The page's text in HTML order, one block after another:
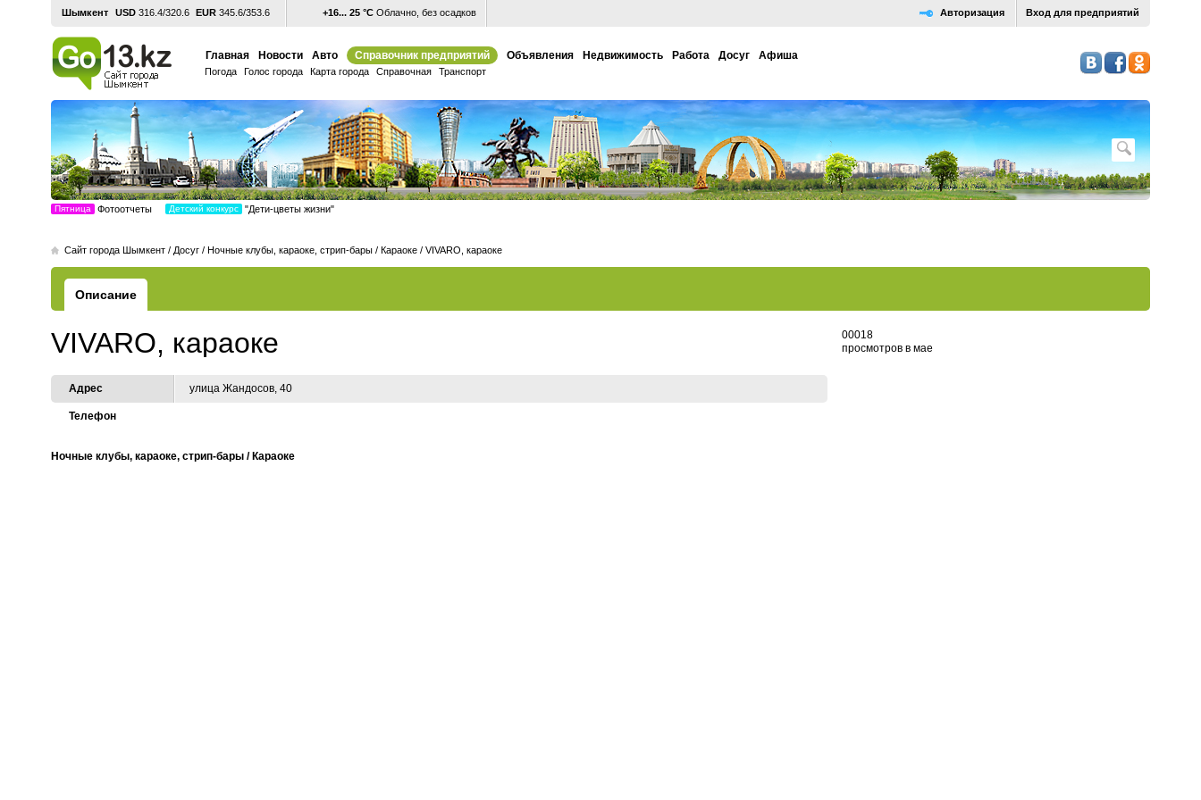
Шымкент USD 316.4/320.6 EUR 345.6/353.6 +16... 25 °С Облачно, без осадков Вход для предприятий
Авторизация
Главная Новости Авто Справочник предприятий Объявления Недвижимость Работа Досуг Афиша
Погода Голос города Карта города Справочная Транспорт
Пятница Фотоотчеты Детский конкурс "Дети-цветы жизни"
Cайт города Шымкент / Досуг / Ночные клубы, караоке, стрип-бары / Караоке / VIVARO, караоке
Описание
VIVARO, караоке 00018
просмотров в мае
Адрес улица Жандосов, 40
Телефон
Ночные клубы, караоке, стрип-бары / Караоке